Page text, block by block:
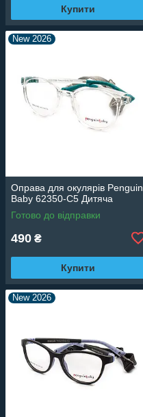
Купити
New 2026
Оправа для окулярів Penguin
Baby 62350-C5 Дитяча
Готово до відправки
490 ₴
Купити
New 2026